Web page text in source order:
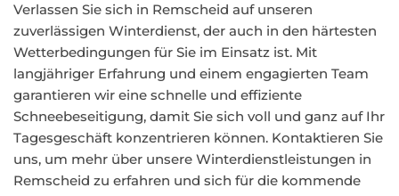
Verlassen Sie sich in Remscheid auf unseren
zuverlässigen Winterdienst, der auch in den härtesten
Wetterbedingungen für Sie im Einsatz ist. Mit
langjähriger Erfahrung und einem engagierten Team
garantieren wir eine schnelle und effiziente
Schneebeseitigung, damit Sie sich voll und ganz auf Ihr
Tagesgeschäft konzentrieren können. Kontaktieren Sie
uns, um mehr über unsere Winterdienstleistungen in
Remscheid zu erfahren und sich für die kommende